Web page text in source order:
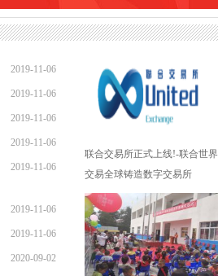
2019-11-06
2019-11-06
2019-11-06
2019-11-06
2019-11-06
2019-11-06
2019-11-06
2020-09-02
联合交易所正式上线!-联合世界
交易全球铸造数字交易所